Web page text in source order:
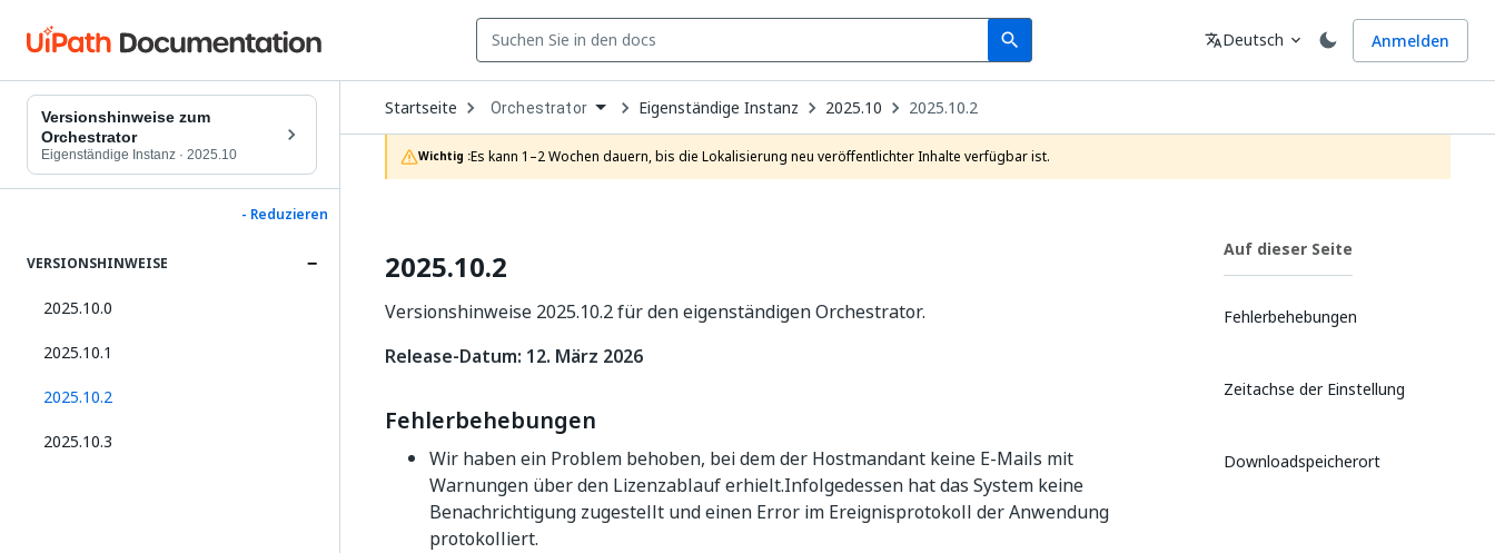
search
Search Sprache
translateDeutsch expand_more Anmelden
Versionshinweise zum
Orchestrator
Eigenständige Instanz · 2025.10
- Reduzieren
VERSIONSHINWEISE
2025.10.0
2025.10.1
2025.10.2
2025.10.3
Startseite Open
Dropdown
to
choose
product
Orchestrator Eigenständige Instanz 2025.10 2025.10.2
Wichtig :Es kann 1–2 Wochen dauern, bis die Lokalisierung neu veröffentlichter Inhalte verfügbar ist.
2025.10.2
Versionshinweise 2025.10.2 für den eigenständigen Orchestrator.
Release-Datum: 12. März 2026
Fehlerbehebungen
Wir haben ein Problem behoben, bei dem der Hostmandant keine E-Mails mit
Warnungen über den Lizenzablauf erhielt.Infolgedessen hat das System keine
Benachrichtigung zugestellt und einen Error im Ereignisprotokoll der Anwendung
protokolliert.
Auf dieser Seite
Fehlerbehebungen
Zeitachse der Einstellung
Downloadspeicherort